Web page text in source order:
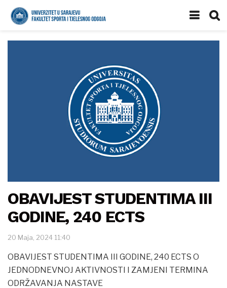
OBAVIJEST STUDENTIMA III
GODINE, 240 ECTS
20 Maja, 2024 11:40
OBAVIJEST STUDENTIMA III GODINE, 240 ECTS O
JEDNODNEVNOJ AKTIVNOSTI I ZAMJENI TERMINA
ODRŽAVANJA NASTAVE